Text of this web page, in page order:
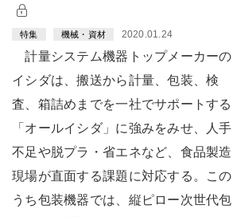
特集 機械・資材 2020.01.24
計量システム機器トップメーカーの
イシダは、搬送から計量、包装、検
査、箱詰めまでを一社でサポートする
「オールイシダ」に強みをみせ、人手
不足や脱プラ・省エネなど、食品製造
現場が直面する課題に対応する。この
うち包装機器では、縦ピロー次世代包